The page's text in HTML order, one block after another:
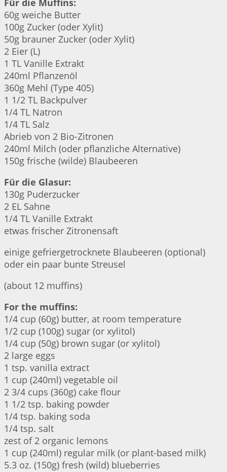
Für die Muffins:
60g weiche Butter
100g Zucker (oder Xylit)
50g brauner Zucker (oder Xylit)
2 Eier (L)
1 TL Vanille Extrakt
240ml Pflanzenöl
360g Mehl (Type 405)
1 1/2 TL Backpulver
1/4 TL Natron
1/4 TL Salz
Abrieb von 2 Bio-Zitronen
240ml Milch (oder pflanzliche Alternative)
150g frische (wilde) Blaubeeren
Für die Glasur:
130g Puderzucker
2 EL Sahne
1/4 TL Vanille Extrakt
etwas frischer Zitronensaft
einige gefriergetrocknete Blaubeeren (optional)
oder ein paar bunte Streusel
(about 12 muffins)
For the muffins:
1/4 cup (60g) butter, at room temperature
1/2 cup (100g) sugar (or xylitol)
1/4 cup (50g) brown sugar (or xylitol)
2 large eggs
1 tsp. vanilla extract
1 cup (240ml) vegetable oil
2 3/4 cups (360g) cake flour
1 1/2 tsp. baking powder
1/4 tsp. baking soda
1/4 tsp. salt
zest of 2 organic lemons
1 cup (240ml) regular milk (or plant-based milk)
5.3 oz. (150g) fresh (wild) blueberries